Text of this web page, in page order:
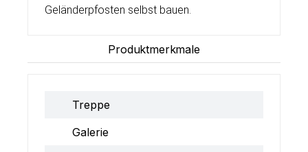
Geländerpfosten selbst bauen.
Produktmerkmale
Treppe
Galerie